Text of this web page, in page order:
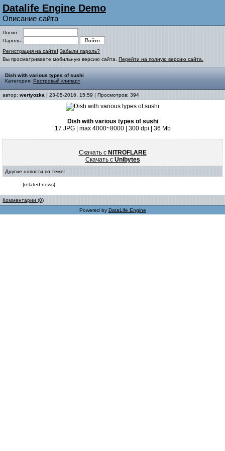
Datalife Engine Demo
Описание сайта
Логин:
Пароль:
Регистрация на сайте! Забыли пароль?
Вы просматриваете мобильную версию сайта. Перейти на полную версию сайта.
Dish with various types of sushi
Категория: Растровый клипарт
автор: wertyozka | 23-05-2016, 15:59 | Просмотров: 394
Dish with various types of sushi
17 JPG | max 4000~8000 | 300 dpi | 36 Mb
Скачать с NITROFLARE
Скачать с Unibytes
Другие новости по теме:
{related-news}
Комментарии (0)
Powered by DataLife Engine